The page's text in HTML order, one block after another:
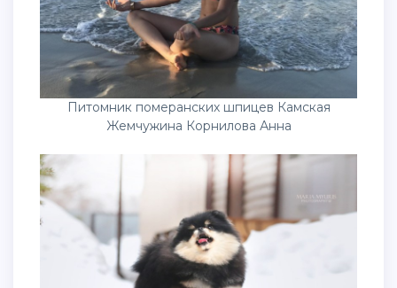
Питомник померанских шпицев Камская
Жемчужина Корнилова Анна